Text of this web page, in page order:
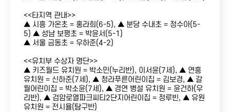
<<타지역 관내>>
▲ 시흥 가온초 = 홍라희(6-5), ▲ 분당 수내초 = 정수아(5-
5) ▲ 성남 보평초 = 박윤서(5-1)
▲ 서울 금동초 = 우하준(4-2)
<<유치부 수상자 명단>>
▲ 키즈월드 유치원 = 박소민(누리반), 이서윤(7세), ▲ 연흥
유치원 = 신하준(7세), ▲ 청라푸른어린이집 = 김보경, ▲ 갈
월어린이집 = 박소윤(7세), ▲ 경연 병설 유치원 = 윤건하(우
리반), ▲ 검암로열파크씨티2단지어린이집 = 정루빈, ▲ 유원
유치원 = 전시율(탐구반)